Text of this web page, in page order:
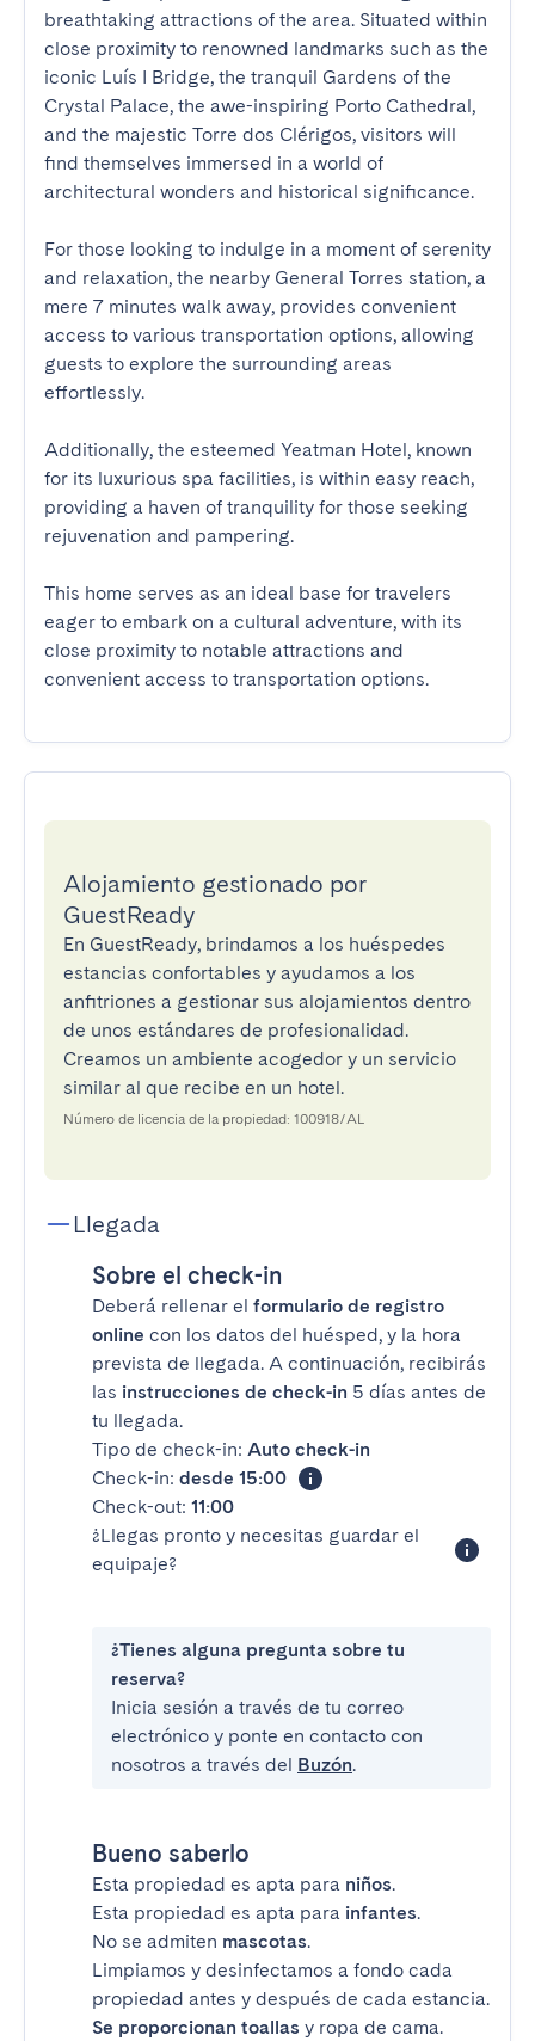
breathtaking attractions of the area. Situated within
close proximity to renowned landmarks such as the
iconic Luís I Bridge, the tranquil Gardens of the
Crystal Palace, the awe-inspiring Porto Cathedral,
and the majestic Torre dos Clérigos, visitors will
find themselves immersed in a world of
architectural wonders and historical significance.
For those looking to indulge in a moment of serenity
and relaxation, the nearby General Torres station, a
mere 7 minutes walk away, provides convenient
access to various transportation options, allowing
guests to explore the surrounding areas
effortlessly.
Additionally, the esteemed Yeatman Hotel, known
for its luxurious spa facilities, is within easy reach,
providing a haven of tranquility for those seeking
rejuvenation and pampering.
This home serves as an ideal base for travelers
eager to embark on a cultural adventure, with its
close proximity to notable attractions and
convenient access to transportation options.
Alojamiento gestionado por
GuestReady
En GuestReady, brindamos a los huéspedes
estancias confortables y ayudamos a los
anfitriones a gestionar sus alojamientos dentro
de unos estándares de profesionalidad.
Creamos un ambiente acogedor y un servicio
similar al que recibe en un hotel.
Número de licencia de la propiedad: 100918/AL
Llegada
Sobre el check-in
Deberá rellenar el formulario de registro
online con los datos del huésped, y la hora
prevista de llegada. A continuación, recibirás
las instrucciones de check-in 5 días antes de
tu llegada.
Tipo de check-in: Auto check-in
Check-in: desde 15:00
Check-out: 11:00
¿Llegas pronto y necesitas guardar el
equipaje?
¿Tienes alguna pregunta sobre tu
reserva?
Inicia sesión a través de tu correo
electrónico y ponte en contacto con
nosotros a través del Buzón.
Bueno saberlo
Esta propiedad es apta para niños.
Esta propiedad es apta para infantes.
No se admiten mascotas.
Limpiamos y desinfectamos a fondo cada
propiedad antes y después de cada estancia.
Se proporcionan toallas y ropa de cama.